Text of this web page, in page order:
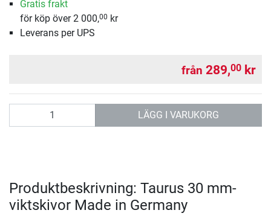
Gratis frakt
för köp över 2 000,00 kr
Leverans per UPS
från 289,00 kr
LÄGG I VARUKORG
Produktbeskrivning: Taurus 30 mm-
viktskivor Made in Germany